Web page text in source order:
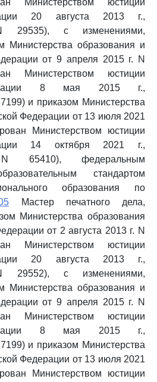
Министерством юстиции
20 августа 2013 г.,
N 29535), с изменениями,
Министерства образования и
от 9 апреля 2015 г. N
Министерством юстиции
8 мая 2015 г.,
и приказом Министерства
Федерации от 13 июля 2021
Министерством юстиции
14 октября 2021 г.,
N 65410), федеральным
стандартом
образования по
Мастер печатного дела,
Министерства образования
от 2 августа 2013 г. N
Министерством юстиции
20 августа 2013 г.,
N 29552), с изменениями,
Министерства образования и
от 9 апреля 2015 г. N
Министерством юстиции
8 мая 2015 г.,
и приказом Министерства
Федерации от 13 июля 2021
Министерством юстиции